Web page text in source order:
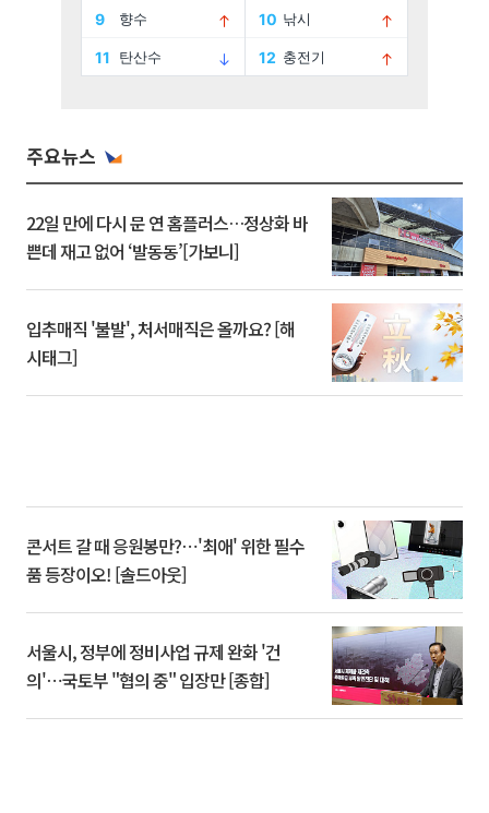
주요뉴스
22일 만에 다시 문 연 홈플러스…정상화 바
쁜데 재고 없어 ‘발동동’[가보니]
입추매직 '불발', 처서매직은 올까요? [해
시태그]
콘서트 갈 때 응원봉만?⋯'최애' 위한 필수
품 등장이오! [솔드아웃]
서울시, 정부에 정비사업 규제 완화 '건
의'⋯국토부 "협의 중" 입장만 [종합]